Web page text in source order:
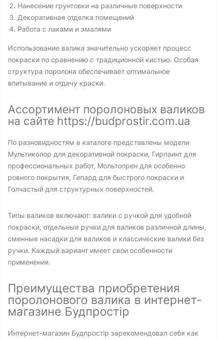
Нанесение грунтовки на различные поверхности
Декоративная отделка помещений
Работа с лаками и эмалями
Использование валика значительно ускоряет процесс
покраски по сравнению с традиционной кистью. Особая
структура поролона обеспечивает оптимальное
впитывание и отдачу краски.
Ассортимент поролоновых валиков
на сайте https://budprostir.com.ua
По разновидностям в каталоге представлены модели
Мультиколор для декоративной покраски, Гирпаинт для
профессиональных работ, Мольтопрен для особенно
ровного покрытия, Гепард для быстрого покраски и
Голчастый для структурных поверхностей.
Типы валиков включают: валики с ручкой для удобной
покраски, отдельные ручки для валиков различной длины,
сменные насадки для валиков и классические валики без
ручки. Каждый вариант имеет свои особенности
применения.
Преимущества приобретения
поролонового валика в интернет-
магазине Будпростір
Интернет-магазин Будпростір зарекомендовал себя как